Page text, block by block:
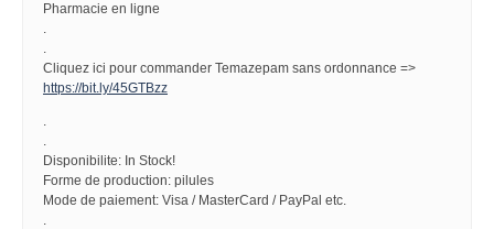
Pharmacie en ligne
.
.
Cliquez ici pour commander Temazepam sans ordonnance =>
https://bit.ly/45GTBzz
.
.
Disponibilite: In Stock!
Forme de production: pilules
Mode de paiement: Visa / MasterCard / PayPal etc.
.